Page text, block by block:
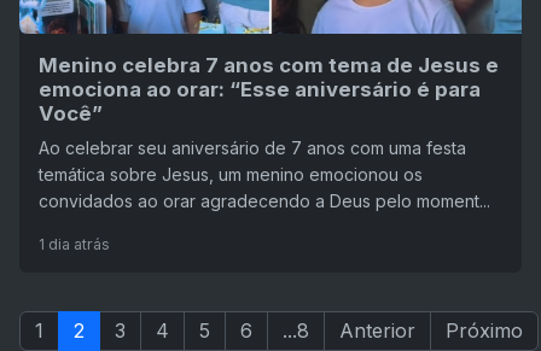
Menino celebra 7 anos com tema de Jesus e
emociona ao orar: “Esse aniversário é para
Você”
Ao celebrar seu aniversário de 7 anos com uma festa
temática sobre Jesus, um menino emocionou os
convidados ao orar agradecendo a Deus pelo moment...
1 dia atrás
1 2 3 4 5 6 ...8 Anterior Próximo